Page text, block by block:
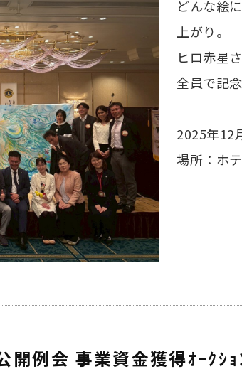
どんな絵
上がり。
ヒロ赤星
全員で記念
2025年12
場所：ホ
開例会 事業資金獲得ｵｰｸｼ